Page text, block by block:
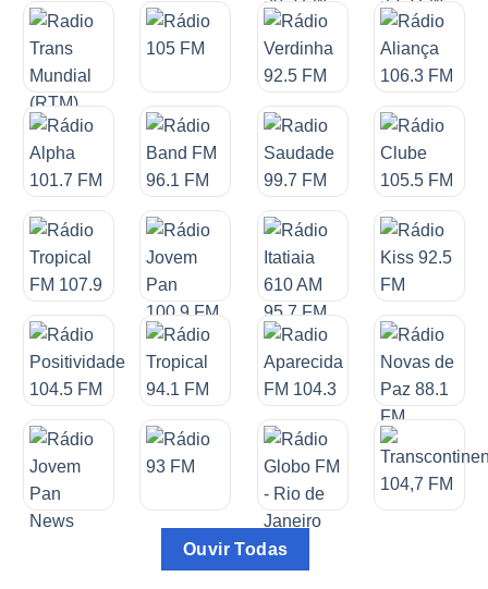
Ouvir Todas